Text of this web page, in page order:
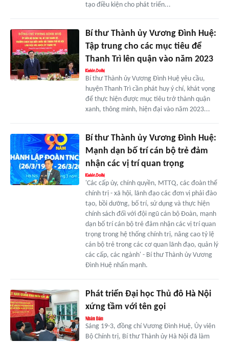
tạo điều kiện cho phát triển...
Bí thư Thành ủy Vương Đình Huệ:
Tập trung cho các mục tiêu để
Thanh Trì lên quận vào năm 2023
Bí thư Thành ủy Vương Đình Huệ yêu cầu,
huyện Thanh Trì cần phát huy ý chí, khát vọng
để thực hiện được mục tiêu trở thành quận
xanh, thông minh, hiện đại vào năm 2023...
Bí thư Thành ủy Vương Đình Huệ:
Mạnh dạn bố trí cán bộ trẻ đảm
nhận các vị trí quan trọng
'Các cấp ủy, chính quyền, MTTQ, các đoàn thể
chính trị - xã hội, lãnh đạo các đơn vị phải đào
tạo, bồi dưỡng, bố trí, sử dụng và thực hiện
chính sách đối với đội ngũ cán bộ Ðoàn, mạnh
dạn bố trí cán bộ trẻ đảm nhận các vị trí quan
trọng trong hệ thống chính trị, nâng cao tỷ lệ
cán bộ trẻ trong các cơ quan lãnh đạo, quản lý
các cấp, các ngành' - Bí thư Thành ủy Vương
Đình Huệ nhấn mạnh.
Phát triển Đại học Thủ đô Hà Nội
xứng tầm với tên gọi
Sáng 19-3, đồng chí Vương Đình Huệ, Ủy viên
Bộ Chính trị, Bí thư Thành ủy Hà Nội đã làm